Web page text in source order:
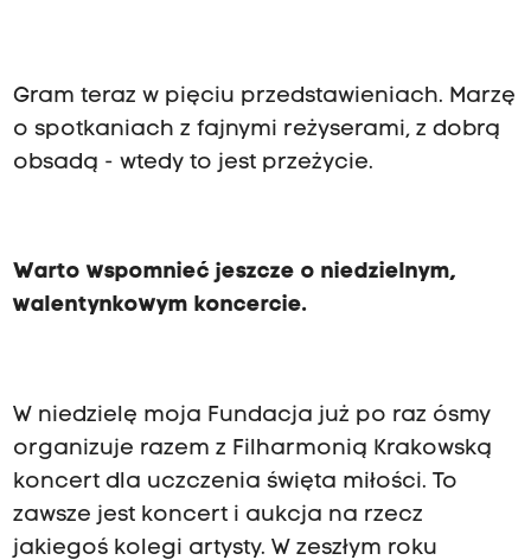
Gram teraz w pięciu przedstawieniach. Marzę
o spotkaniach z fajnymi reżyserami, z dobrą
obsadą - wtedy to jest przeżycie.
Warto wspomnieć jeszcze o niedzielnym,
walentynkowym koncercie.
W niedzielę moja Fundacja już po raz ósmy
organizuje razem z Filharmonią Krakowską
koncert dla uczczenia święta miłości. To
zawsze jest koncert i aukcja na rzecz
jakiegoś kolegi artysty. W zeszłym roku